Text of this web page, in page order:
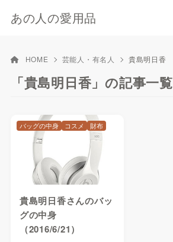
あの人の愛用品
HOME 芸能人・有名人 貴島明日香
「貴島明日香」の記事一覧
貴島明日香さんのバッ
グの中身
（2016/6/21）
バッグの中身 コスメ 財布